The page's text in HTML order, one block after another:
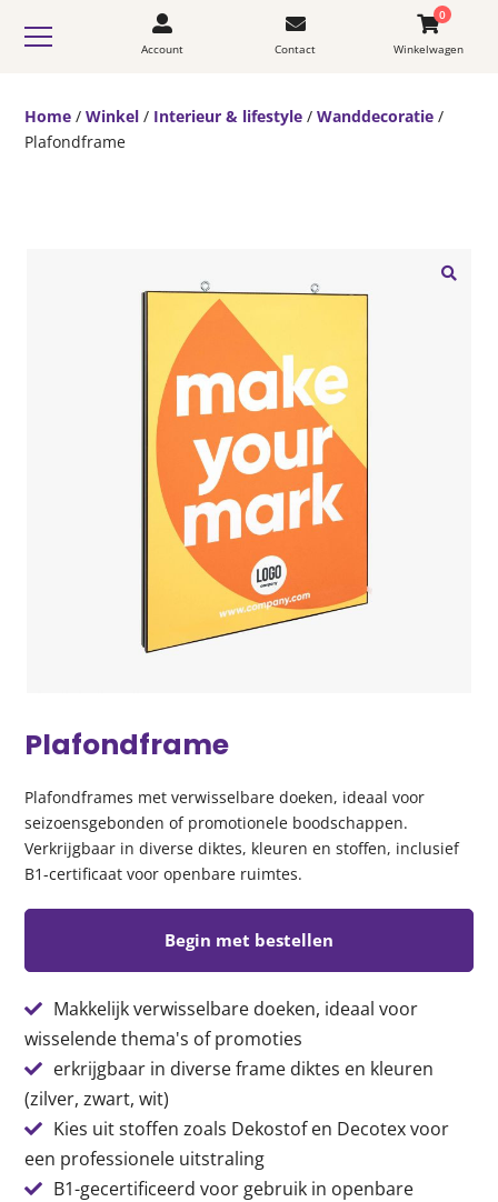
Account Contact
0
Winkelwagen
Home /Winkel / Interieur & lifestyle /Wanddecoratie /
Plafondframe
Plafondframe
Plafondframes met verwisselbare doeken, ideaal voor
seizoensgebonden of promotionele boodschappen.
Verkrijgbaar in diverse diktes, kleuren en stoffen, inclusief
B1-certificaat voor openbare ruimtes.
Begin met bestellen
Makkelijk verwisselbare doeken, ideaal voor
wisselende thema's of promoties
erkrijgbaar in diverse frame diktes en kleuren
(zilver, zwart, wit)
Kies uit stoffen zoals Dekostof en Decotex voor
een professionele uitstraling
B1-gecertificeerd voor gebruik in openbare